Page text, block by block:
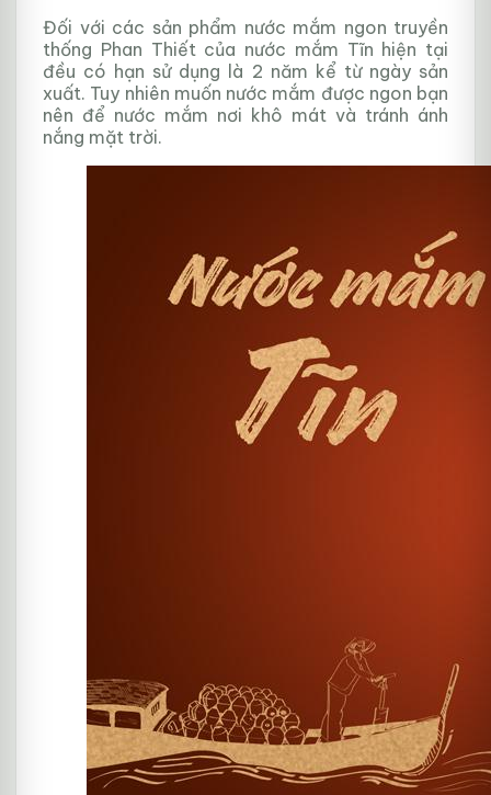
Đối với các sản phẩm nước mắm ngon truyền
thống Phan Thiết của nước mắm Tĩn hiện tại
đều có hạn sử dụng là 2 năm kể từ ngày sản
xuất. Tuy nhiên muốn nước mắm được ngon bạn
nên để nước mắm nơi khô mát và tránh ánh
nắng mặt trời.